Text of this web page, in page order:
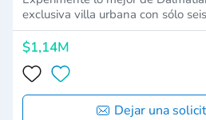
exclusiva villa urbana con sólo
$1,14M
Dejar una